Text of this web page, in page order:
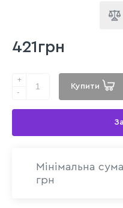
421грн
+
-
Купити
Мінімальна
грн